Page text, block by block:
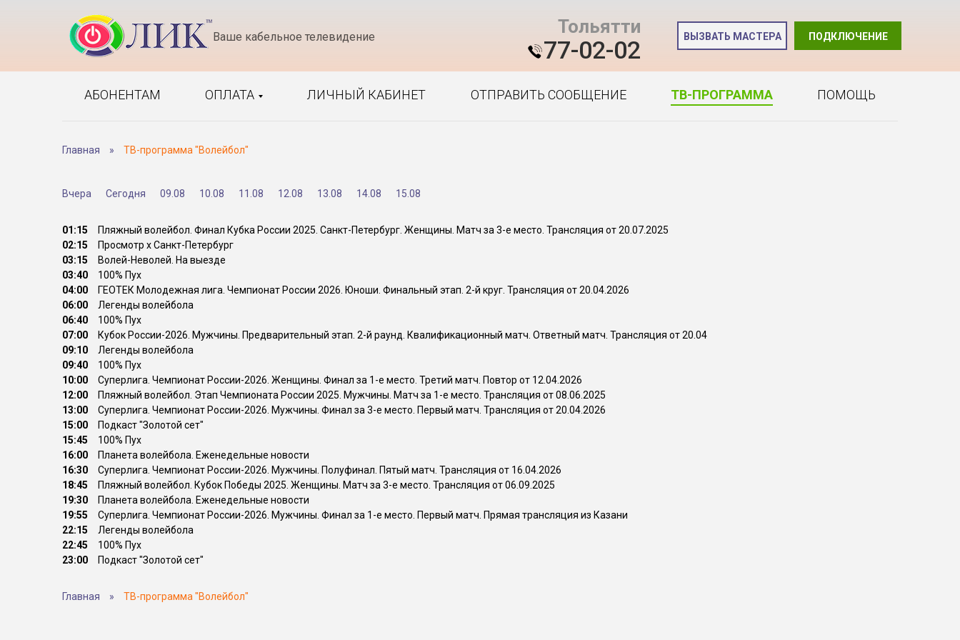
Ваше кабельное телевидение Тольятти
77-02-02 ПОДКЛЮЧЕНИЕ
ВЫЗВАТЬ МАСТЕРА
АБОНЕНТАМ ОПЛАТА ЛИЧНЫЙ КАБИНЕТ ОТПРАВИТЬ СООБЩЕНИЕ ТВ-ПРОГРАММА ПОМОЩЬ
Главная » ТВ-программа "Волейбол"
Вчера Сегодня 09.08 10.08 11.08 12.08 13.08 14.08 15.08
01:15
Пляжный волейбол. Финал Кубка России 2025. Санкт-Петербург. Женщины. Матч за 3-е место. Трансляция от 20.07.2025
02:15
Просмотр x Санкт-Петербург
03:15
Волей-Неволей. На выезде
03:40
100% Пух
04:00
ГЕОТЕК Молодежная лига. Чемпионат России 2026. Юноши. Финальный этап. 2-й круг. Трансляция от 20.04.2026
06:00
Легенды волейбола
06:40
100% Пух
07:00
Кубок России-2026. Мужчины. Предварительный этап. 2-й раунд. Квалификационный матч. Ответный матч. Трансляция от 20.04
09:10
Легенды волейбола
09:40
100% Пух
10:00
Суперлига. Чемпионат России-2026. Женщины. Финал за 1-е место. Третий матч. Повтор от 12.04.2026
12:00
Пляжный волейбол. Этап Чемпионата России 2025. Мужчины. Матч за 1-е место. Трансляция от 08.06.2025
13:00
Суперлига. Чемпионат России-2026. Мужчины. Финал за 3-е место. Первый матч. Трансляция от 20.04.2026
15:00
Подкаст "Золотой сет"
15:45
100% Пух
16:00
Планета волейбола. Еженедельные новости
16:30
Суперлига. Чемпионат России-2026. Мужчины. Полуфинал. Пятый матч. Трансляция от 16.04.2026
18:45
Пляжный волейбол. Кубок Победы 2025. Женщины. Матч за 3-е место. Трансляция от 06.09.2025
19:30
Планета волейбола. Еженедельные новости
19:55
Суперлига. Чемпионат России-2026. Мужчины. Финал за 1-е место. Первый матч. Прямая трансляция из Казани
22:15
Легенды волейбола
22:45
100% Пух
23:00
Подкаст "Золотой сет"
Главная » ТВ-программа "Волейбол"